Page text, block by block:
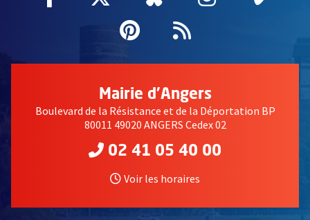
Pinterest
, Ouvre une
Flux RSS
Mairie d'Angers
Boulevard de la Résistance et de la Déportation BP
80011 49020 ANGERS Cedex 02
02 41 05 40 00
Voir les horaires